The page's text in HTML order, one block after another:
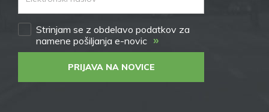
Strinjam se z obdelavo podatkov za
namene pošiljanja e-novic »
PRIJAVA NA NOVICE